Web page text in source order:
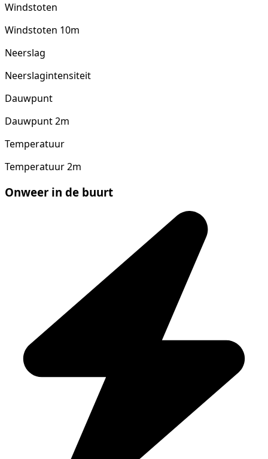
Windstoten
Windstoten 10m
Neerslag
Neerslagintensiteit
Dauwpunt
Dauwpunt 2m
Temperatuur
Temperatuur 2m
Onweer in de buurt